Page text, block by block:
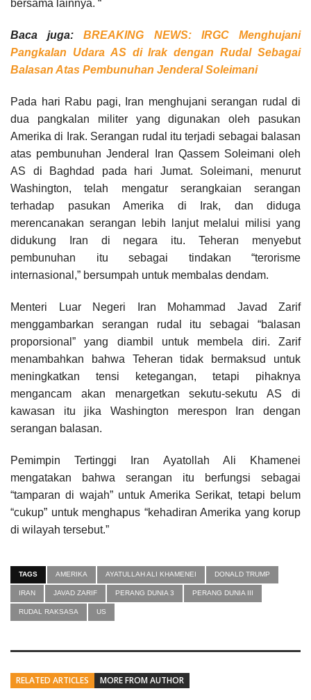
bersama lainnya. “
Baca juga:BREAKING NEWS: IRGC Menghujani
Pangkalan Udara AS di Irak dengan Rudal Sebagai
Balasan Atas Pembunuhan Jenderal Soleimani
Pada hari Rabu pagi, Iran menghujani serangan rudal di
dua pangkalan militer yang digunakan oleh pasukan
Amerika di Irak. Serangan rudal itu terjadi sebagai balasan
atas pembunuhan Jenderal Iran Qassem Soleimani oleh
AS di Baghdad pada hari Jumat. Soleimani, menurut
Washington, telah mengatur serangkaian serangan
terhadap pasukan Amerika di Irak, dan diduga
merencanakan serangan lebih lanjut melalui milisi yang
didukung Iran di negara itu. Teheran menyebut
pembunuhan itu sebagai tindakan “terorisme
internasional,” bersumpah untuk membalas dendam.
Menteri Luar Negeri Iran Mohammad Javad Zarif
menggambarkan serangan rudal itu sebagai “balasan
proporsional” yang diambil untuk membela diri. Zarif
menambahkan bahwa Teheran tidak bermaksud untuk
meningkatkan tensi ketegangan, tetapi pihaknya
mengancam akan menargetkan sekutu-sekutu AS di
kawasan itu jika Washington merespon Iran dengan
serangan balasan.
Pemimpin Tertinggi Iran Ayatollah Ali Khamenei
mengatakan bahwa serangan itu berfungsi sebagai
“tamparan di wajah” untuk Amerika Serikat, tetapi belum
“cukup” untuk menghapus “kehadiran Amerika yang korup
di wilayah tersebut.”
TAGS AMERIKA AYATULLAH ALI KHAMENEI DONALD TRUMP
IRAN JAVAD ZARIF PERANG DUNIA 3 PERANG DUNIA III
RUDAL RAKSASA US
RELATED ARTICLES MORE FROM AUTHOR